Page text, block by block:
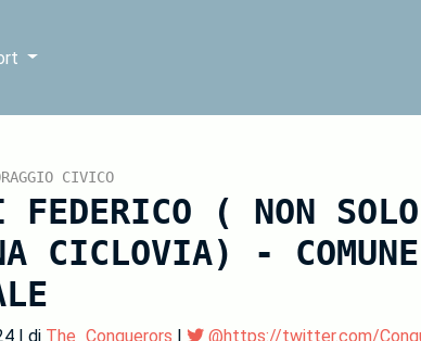
CIVICO
FEDERICO ( NON
CICLOVIA) -
| di The_Conquerors | @https://twitter.com/